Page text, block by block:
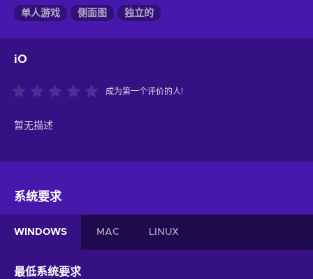
单人游戏 侧面图 独立的
iO
成为第一个评价的人!
暂无描述
系统要求
WINDOWS MAC LINUX
最低系统要求